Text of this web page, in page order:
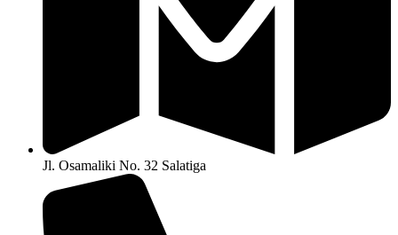
Jl. Osamaliki No. 32 Salatiga